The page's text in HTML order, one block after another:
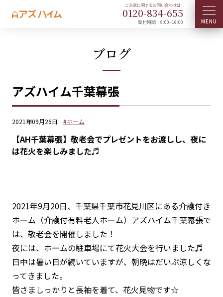
0120-834-655
受付時間：9:00~18:00
ブログ
アズハイム千葉幕張
2021年09月26日 #ホーム
【AH千葉幕張】敬老会でプレゼントをお渡しし、夜に
は花火を楽しみました♬
2021年9月20日、千葉県千葉市花見川区にある介護付き
ホーム（介護付有料老人ホーム）アズハイム千葉幕張で
は、敬老会を開催しました！
夜には、ホームの駐車場にて花火大会を行いました♬
日中は暑い日が続いていますが、朝晩はだいぶ涼しくな
ってきました。
皆さましっかりと長袖を着て、花火見物です☆